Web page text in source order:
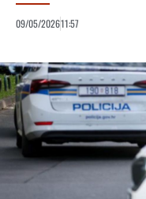
09/05/202611:57